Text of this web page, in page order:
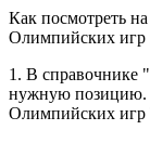
Как посмотреть
Олимпийских игр
1. В справочнике
нужную позицию.
Олимпийских игр